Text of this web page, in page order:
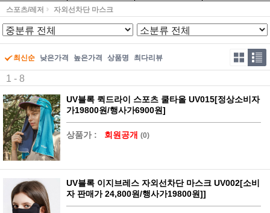
스포츠/레저 자외선차단 마스크
최신순 낮은가격 높은가격 상품명 최다리뷰
1 - 8
UV블록 퀵드라이 스포츠 쿨타올 UV015[정상소비자
가19800원/행사가6900원]
상품가 : 회원공개 (0)
UV블록 이지브레스 자외선차단 마스크 UV002[소비
자 판매가 24,800원/행사가19800원]]